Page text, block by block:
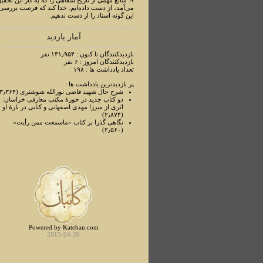
می‌آمد، از دست داده‌ایم. خدا کند که فرصت
این گونه اسناد را از دست ندهیم.
آمار بازدید
بازدیدکنندگان تا کنون : ۱۳۱٫۹۵۴ نفر
بازدیدکنندگان امروز : ۶ نفر
تعداد یادداشت ها : ۱۹۸
پر بازدیدترین یادداشت ها :
شرح حال شهید قاضی نورالله شوشتری (۳٫۳۶۴)
دو کتاب جدید در حوزۀ مکتب معارفی خراسان:
اثری از میرزا مهدی اصفهانی و کتابی در بارۀ او
(۲٫۸۷۴)
نگاهی گذرا بر کتاب «ماسمعت ممن رأیت»
(۲٫۵۶۰)
Powered by Kateban.com
2015-04-20